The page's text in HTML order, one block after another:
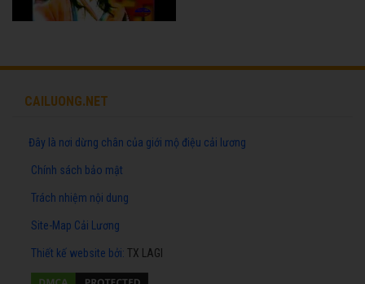
CAILUONG.NET
Đây là nơi dừng chân của giới mộ điệu cải lương
Chính sách bảo mật
Trách nhiệm nội dung
Site-Map Cải Lương
Thiết kế website bởi: TX LAGI